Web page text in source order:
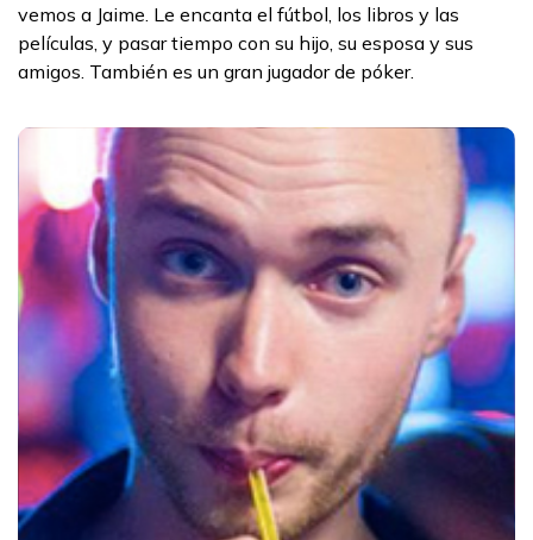
vemos a Jaime. Le encanta el fútbol, los libros y las
películas, y pasar tiempo con su hijo, su esposa y sus
amigos. También es un gran jugador de póker.